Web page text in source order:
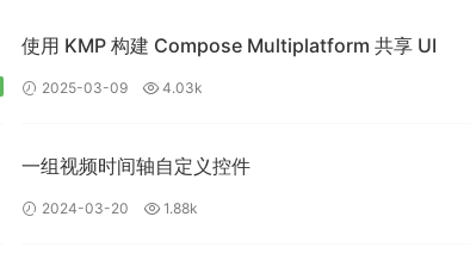
使用 KMP 构建 Compose Multiplatform 共享 UI
2025-03-09 4.03k
一组视频时间轴自定义控件
2024-03-20 1.88k